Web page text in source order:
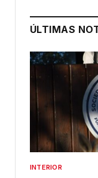
ÚLTIMAS
INTERIOR